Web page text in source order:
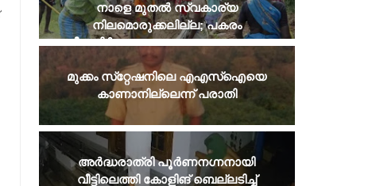
നാളെ മുതല്‍ സ്വകാര്യ
നിലമൊരുക്കലില്ല; പകരം
വീടുനിര്‍മാണവും ജലസംരക്ഷണവും
മുക്കം സ്‌റ്റേഷനിലെ എഎസ്‌ഐയെ
കാണാനില്ലെന്ന് പരാതി
അർദ്ധരാത്രി പൂർണനഗ്നനായി
വീട്ടിലെത്തി കോളിങ് ബെല്ലടിച്ച്